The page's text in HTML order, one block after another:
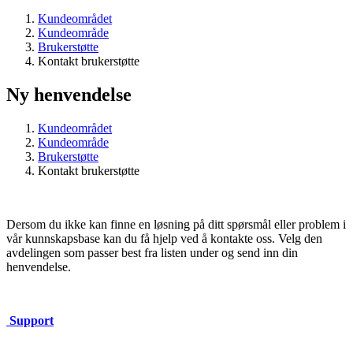
Kundeområdet
Kundeområde
Brukerstøtte
Kontakt brukerstøtte
Ny henvendelse
Kundeområdet
Kundeområde
Brukerstøtte
Kontakt brukerstøtte
Dersom du ikke kan finne en løsning på ditt spørsmål eller problem i
vår kunnskapsbase kan du få hjelp ved å kontakte oss. Velg den
avdelingen som passer best fra listen under og send inn din
henvendelse.
Support